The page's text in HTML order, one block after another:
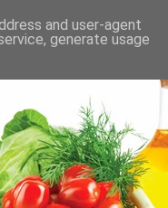
and user-agent
generate usage